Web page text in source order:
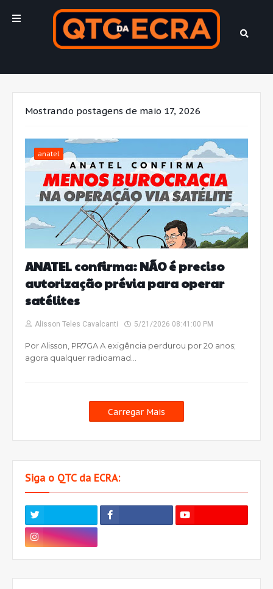
Mostrando postagens de maio 17, 2026
anatel
ANATEL confirma: NÃO é preciso
autorização prévia para operar
satélites
Alisson Teles Cavalcanti 5/21/2026 08:41:00 PM
Por Alisson, PR7GA A exigência perdurou por 20 anos;
agora qualquer radioamad…
Carregar Mais
Siga o QTC da ECRA: